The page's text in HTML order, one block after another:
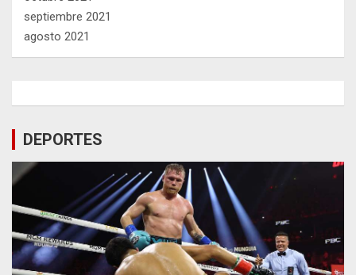
septiembre 2021
agosto 2021
DEPORTES